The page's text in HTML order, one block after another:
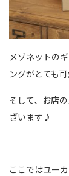
メゾネットの
ングがとても
そして、お店
ざいます♪
ここではユー